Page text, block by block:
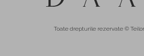
Toate drepturile rezervate ©